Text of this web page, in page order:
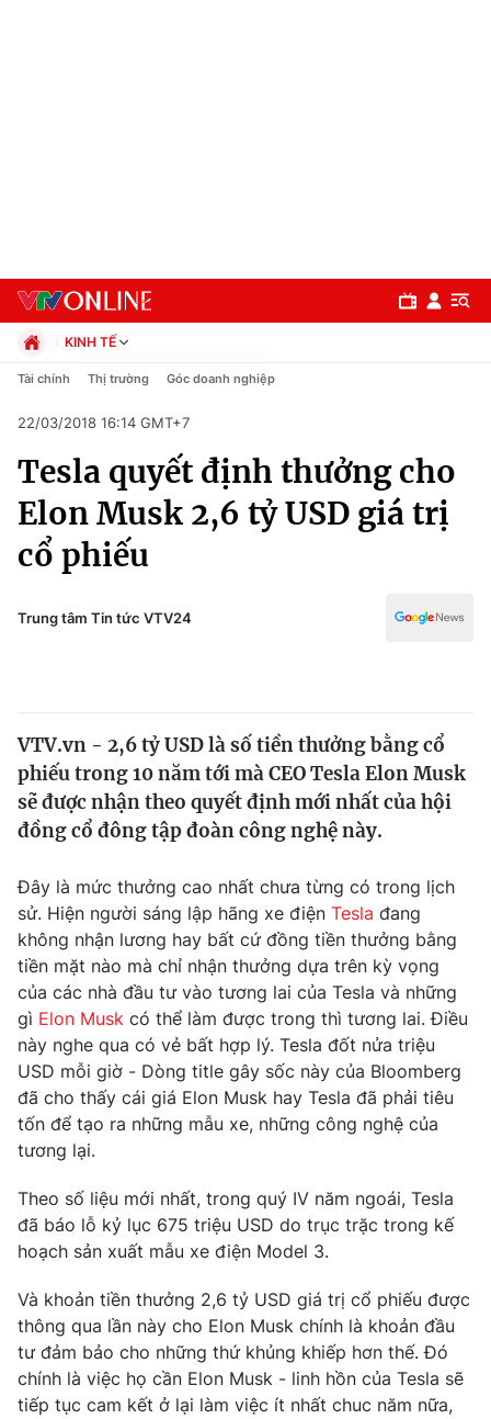
Chuyên mục
Chính trị
Xã hội
Pháp luật
Thế giới
Tin tức
Thế giới đó đây
Câu chuyện quốc tế
Kinh tế
Thị trường
Góc doanh nghiệp
Dữ liệu và đời sống
Truyền hình
Phim VTV
Hậu trường
Nhân vật
Khán giả
Giải sao mai
Giải trí
Điện ảnh
Âm nhạc
Sao
Đời sống
Du lịch
Làm đẹp
Chất lượng cuộc sống
Giáo dục
Học trực tuyến
Công nghệ
Hitech Công nghệ tương lai
Sản phẩm
Thị trường
Tư vấn
Giao lưu trực tuyến
Lịch phát sóng
Chuyên mục khác
KINH TẾ
Chính trị
Pháp luật
Kinh tế
Thể thao
Truyền hình
Văn hóa - Giải trí
Tài chính Thị trường Góc doanh nghiệp
22/03/2018 16:14 GMT+7
Tesla quyết định thưởng cho
Elon Musk 2,6 tỷ USD giá trị
cổ phiếu
Trung tâm Tin tức VTV24
VTV.vn - 2,6 tỷ USD là số tiền thưởng bằng cổ
phiếu trong 10 năm tới mà CEO Tesla Elon Musk
sẽ được nhận theo quyết định mới nhất của hội
đồng cổ đông tập đoàn công nghệ này.
Đây là mức thưởng cao nhất chưa từng có trong lịch
sử. Hiện người sáng lập hãng xe điện Tesla đang
không nhận lương hay bất cứ đồng tiền thưởng bằng
tiền mặt nào mà chỉ nhận thưởng dựa trên kỳ vọng
của các nhà đầu tư vào tương lai của Tesla và những
gì Elon Musk có thể làm được trong thì tương lai. Điều
này nghe qua có vẻ bất hợp lý. Tesla đốt nửa triệu
USD mỗi giờ - Dòng title gây sốc này của Bloomberg
đã cho thấy cái giá Elon Musk hay Tesla đã phải tiêu
tốn để tạo ra những mẫu xe, những công nghệ của
tương lại.
Theo số liệu mới nhất, trong quý IV năm ngoái, Tesla
đã báo lỗ kỷ lục 675 triệu USD do trục trặc trong kế
hoạch sản xuất mẫu xe điện Model 3.
Và khoản tiền thưởng 2,6 tỷ USD giá trị cổ phiếu được
thông qua lần này cho Elon Musk chính là khoản đầu
tư đảm bảo cho những thứ khủng khiếp hơn thế. Đó
chính là việc họ cần Elon Musk - linh hồn của Tesla sẽ
tiếp tục cam kết ở lại làm việc ít nhất chuc năm nữa,